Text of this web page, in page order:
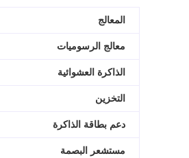
المعالج
معالج الرسوميات
الذاكرة العشوائية
التخزين
دعم بطاقة الذاكرة
مستشعر البصمة